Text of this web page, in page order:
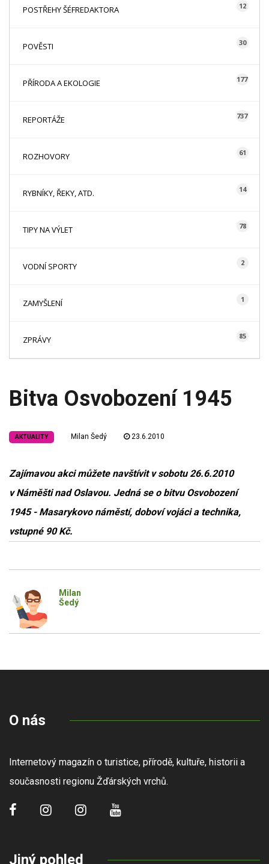
POSTŘEHY ŠÉFREDAKTORA 12
POVĚSTI 30
PŘÍRODA A EKOLOGIE 177
REPORTÁŽE 737
ROZHOVORY 61
RYBNÍKY, ŘEKY, ATD. 14
TIPY NA VÝLET 78
VODNÍ SPORTY 2
ZAMYŠLENÍ 1
ZPRÁVY 85
Bitva Osvobození 1945
AKTUALITY Milan Šedý 23.6.2010
Zajímavou akci můžete navštívit v sobotu 26.6.2010
v Náměšti nad Oslavou. Jedná se o bitvu Osvobození
1945 - Masarykovo náměstí, doboví vojáci a technika,
vstupné 90 Kč.
Milan
Šedý
O nás
Internetový magazín o turistice, přírodě, kultuře, historii a
současnosti regionu Žďárských vrchů.
Jiný pohled